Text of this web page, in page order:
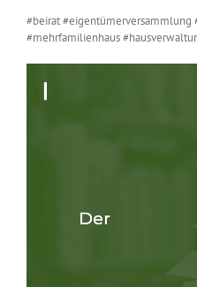
#beirat #eigentümerversammlung
#mehrfamilienhaus